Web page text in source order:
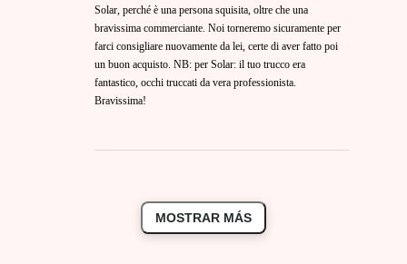
Solar, perché è una persona squisita, oltre che una
bravissima commerciante. Noi torneremo sicuramente per
farci consigliare nuovamente da lei, certe di aver fatto poi
un buon acquisto. NB: per Solar: il tuo trucco era
fantastico, occhi truccati da vera professionista.
Bravissima!
MOSTRAR MÁS